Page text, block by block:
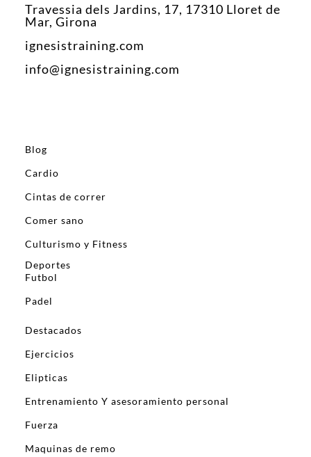
Travessia dels Jardins, 17, 17310 Lloret de
Mar, Girona
ignesistraining.com
info@ignesistraining.com
Blog
Cardio
Cintas de correr
Comer sano
Culturismo y Fitness
Deportes
Futbol
Padel
Destacados
Ejercicios
Elipticas
Entrenamiento Y asesoramiento personal
Fuerza
Maquinas de remo